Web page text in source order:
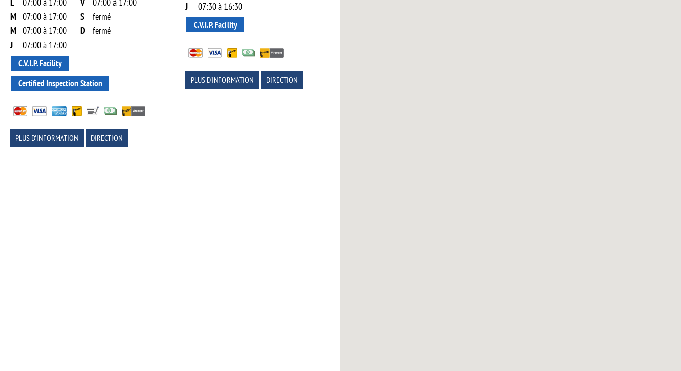
M 07:00 à 17:00
M 07:00 à 17:00
J
07:00 à 17:00
S
fermé
D
fermé
C.V.I.P. Facility
Certified Inspection Station
PLUS D'INFORMATION DIRECTION
J
07:30 à 16:30
C.V.I.P. Facility
PLUS D'INFORMATION DIRECTION